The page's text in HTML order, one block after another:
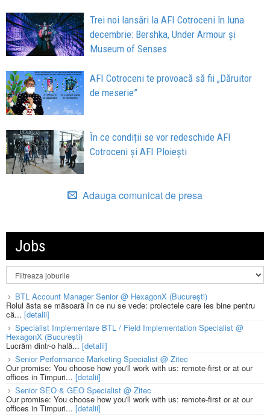
Trei noi lansări la AFI Cotroceni în luna
decembrie: Bershka, Under Armour și
Museum of Senses
AFI Cotroceni te provoacă să fii „Dăruitor
de meserie”
În ce condiții se vor redeschide AFI
Cotroceni și AFI Ploiești
Adauga comunicat de presa
Jobs
BTL Account Manager Senior @ HexagonX (București)
Rolul ăsta se măsoară în ce nu se vede: proiectele care ies bine pentru
că... [detalii]
Specialist Implementare BTL / Field Implementation Specialist @
HexagonX (București)
Lucrăm dintr-o hală...[detalii]
Senior Performance Marketing Specialist @ Zitec
Our promise: You choose how you'll work with us: remote-first or at our
offices in Timpuri... [detalii]
Senior SEO & GEO Specialist @ Zitec
Our promise: You choose how you'll work with us: remote-first or at our
offices in Timpuri... [detalii]